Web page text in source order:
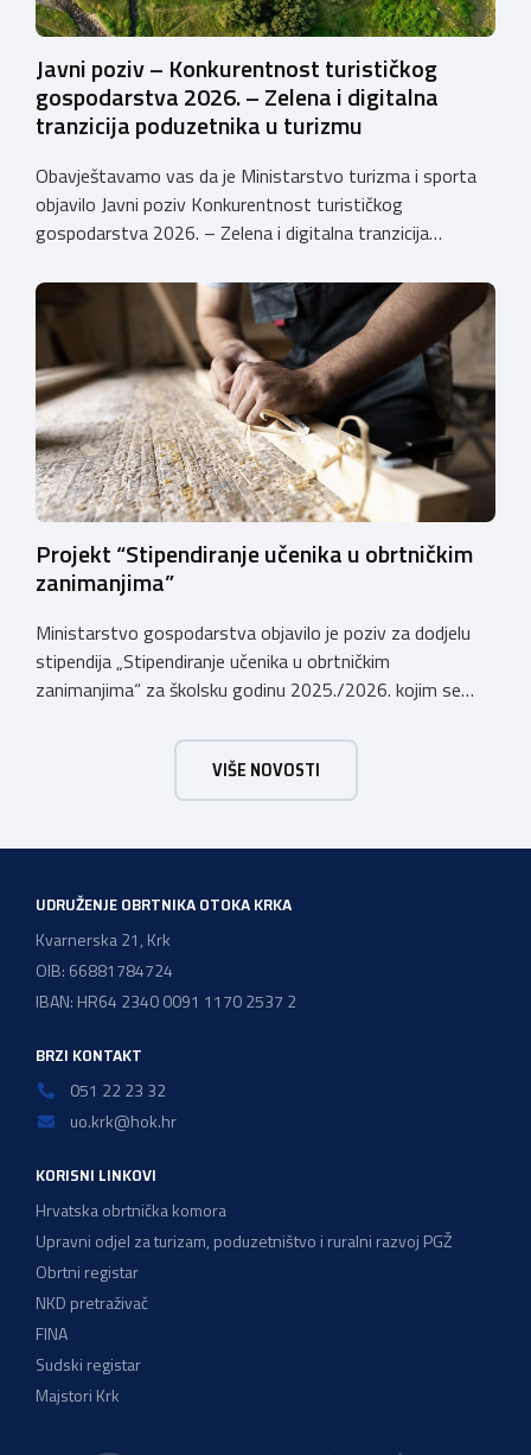
Javni poziv – Konkurentnost turističkog
gospodarstva 2026. – Zelena i digitalna
tranzicija poduzetnika u turizmu
Obavještavamo vas da je Ministarstvo turizma i sporta
objavilo Javni poziv Konkurentnost turističkog
gospodarstva 2026. – Zelena i digitalna tranzicija
male vrijednosti u ukupnom iznosu od 3.403.640,00 €.
Program je namijenjen subjektima malog gospodarstva
registriranim za ugostiteljske i/ili turističke djelatnosti,
obiteljskim poljoprivrednim
gospodarstvima/poljoprivrednicima koja su registrirana
za pružanje […]
Projekt “Stipendiranje učenika u obrtničkim
zanimanjima”
Ministarstvo gospodarstva objavilo je poziv za dodjelu
stipendija „Stipendiranje učenika u obrtničkim
zanimanjima“ za školsku godinu 2025./2026. kojim se
2025./2026. obrazuju temeljem programa/kurikula u
trogodišnjem trajanju za stjecanje deficitarnih obrtničkih
zanimanja, sukladno Preporukama za obrazovnu upisnu
VIŠE NOVOSTI
UDRUŽENJE OBRTNIKA OTOKA KRKA
Kvarnerska 21, Krk
OIB: 66881784724
IBAN: HR64 2340 0091 1170 2537 2
BRZI KONTAKT
051 22 23 32
uo.krk@hok.hr
KORISNI LINKOVI
Hrvatska obrtnička komora
Upravni odjel za turizam, poduzetništvo i ruralni razvoj PGŽ
Obrtni registar
NKD pretraživač
FINA
Sudski registar
Majstori Krk